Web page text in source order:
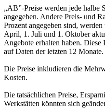
„AB”-Preise werden jede halbe
angegeben. Andere Preis- und
Prozent angegeben sind,
April, 1. Juli und 1. Oktober
Angebote erhalten haben. Diese
auf Daten der letzten 12 Monate.
Die Preise inkludieren die
Kosten.
Die tatsächlichen Preise,
Werkstätten könnten sich